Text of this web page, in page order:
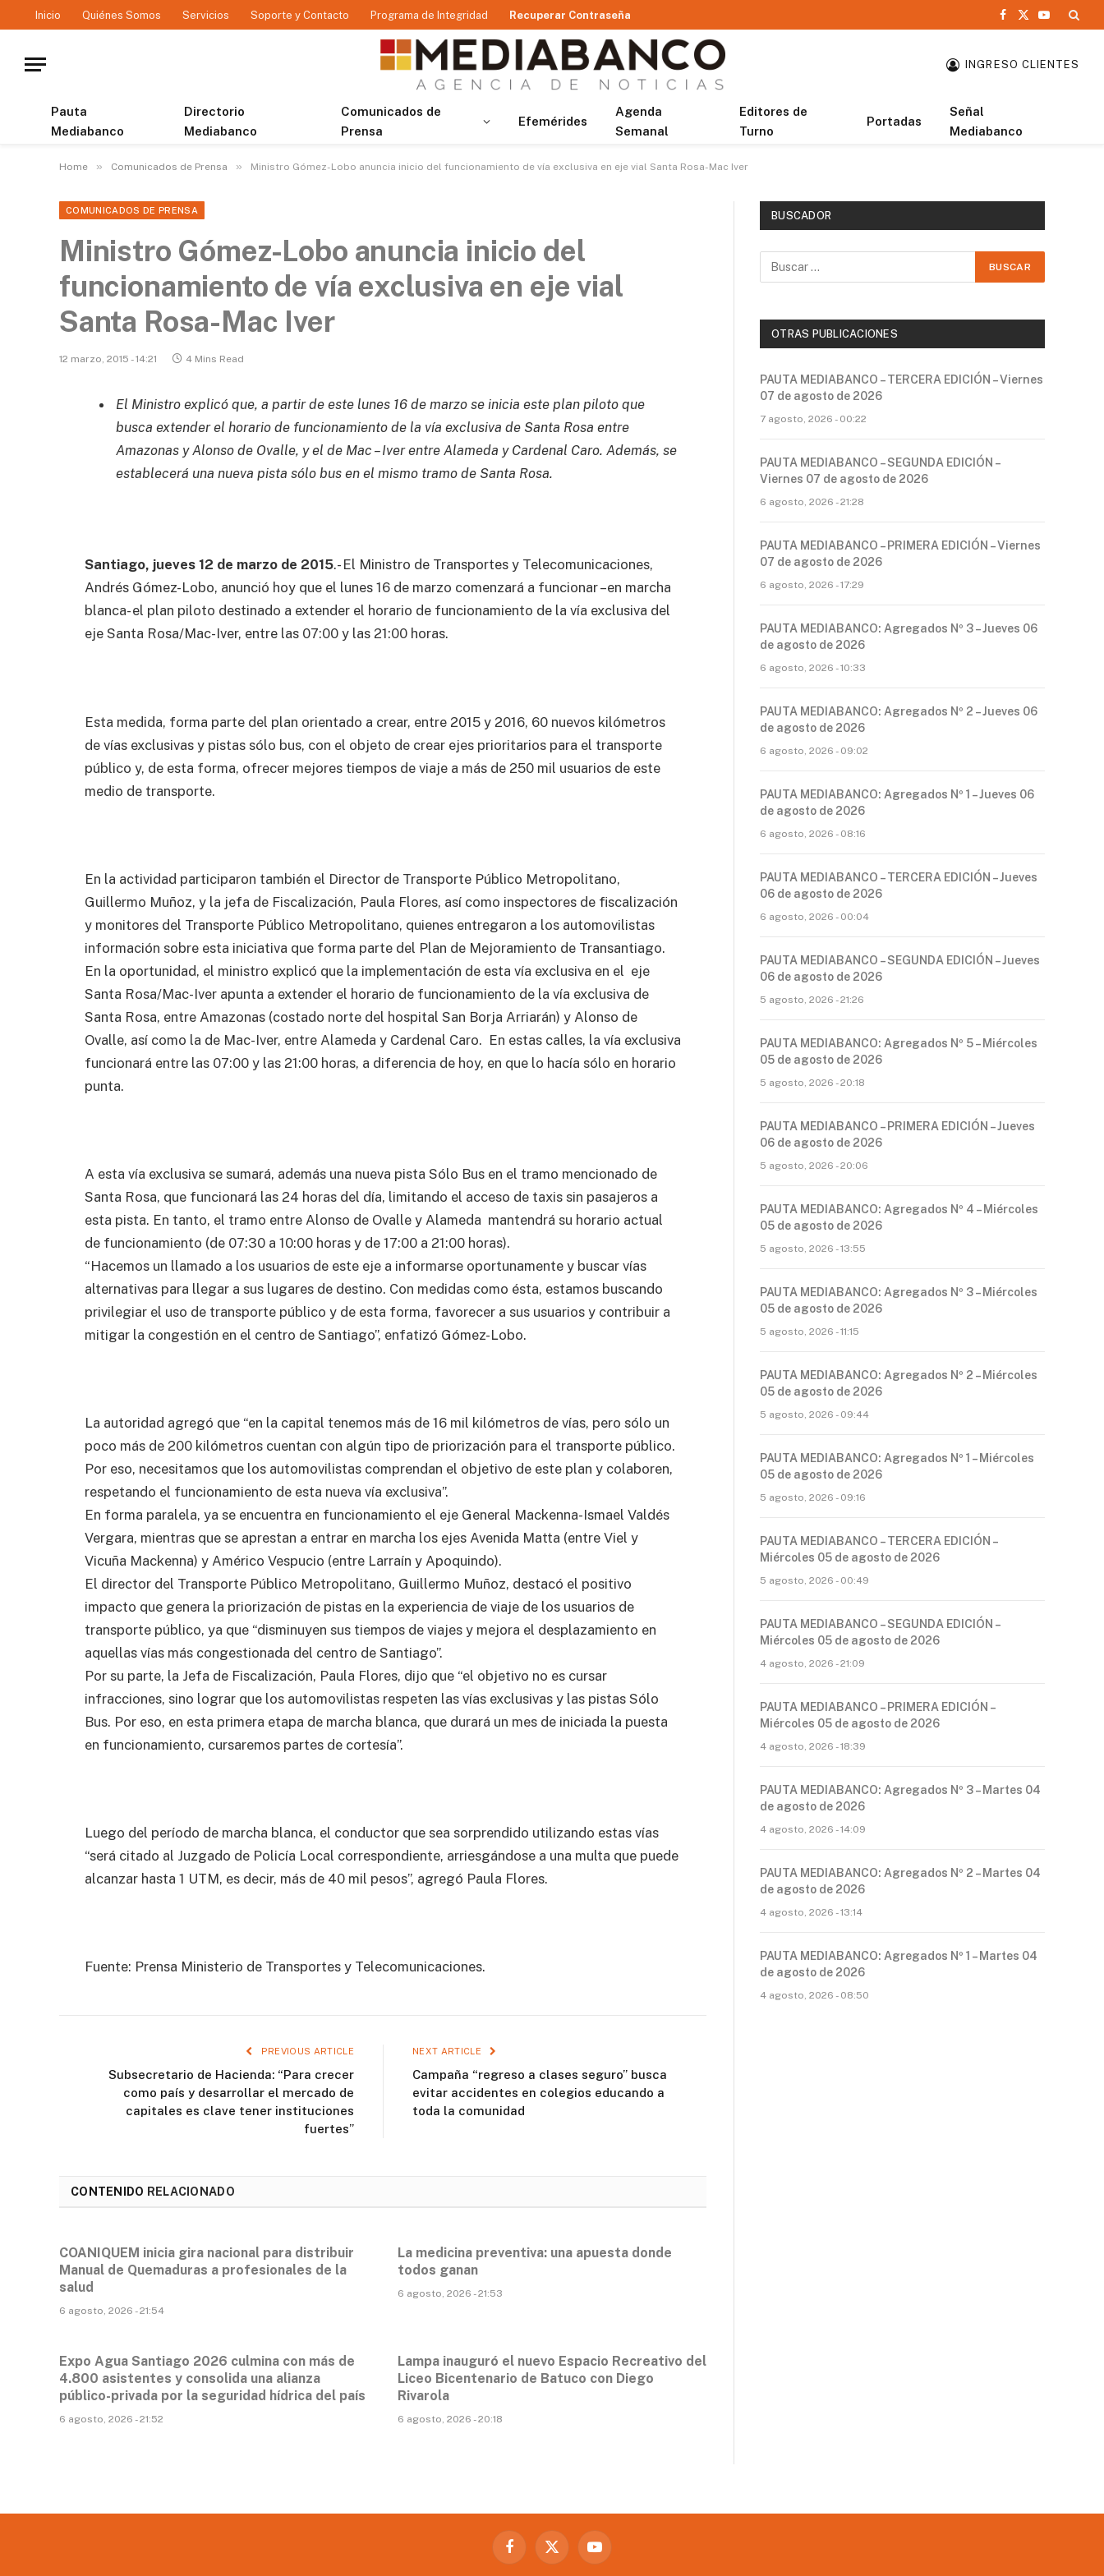
Inicio Quiénes Somos Servicios Soporte y Contacto Programa de Integridad Recuperar Contraseña
Facebook
X
YouTube
INGRESO CLIENTES
Pauta
Mediabanco
Directorio
Mediabanco
Comunicados de
Prensa
Efemérides
Agenda
Semanal
Editores de
Turno
Portadas
Señal
Mediabanco
Home » Comunicados de Prensa » Ministro Gómez-Lobo anuncia inicio del funcionamiento de vía exclusiva en eje vial Santa Rosa-Mac Iver
COMUNICADOS DE PRENSA
Ministro Gómez-Lobo anuncia inicio del
funcionamiento de vía exclusiva en eje vial
Santa Rosa-Mac Iver
12 marzo, 2015 - 14:21 4 Mins Read
El Ministro explicó que, a partir de este lunes 16 de marzo se inicia este plan piloto que
busca extender el horario de funcionamiento de la vía exclusiva de Santa Rosa entre
Amazonas y Alonso de Ovalle, y el de Mac – Iver entre Alameda y Cardenal Caro. Además, se
establecerá una nueva pista sólo bus en el mismo tramo de Santa Rosa.
Santiago, jueves 12 de marzo de 2015.- El Ministro de Transportes y Telecomunicaciones,
Andrés Gómez-Lobo, anunció hoy que el lunes 16 de marzo comenzará a funcionar –en marcha
blanca- el plan piloto destinado a extender el horario de funcionamiento de la vía exclusiva del
eje Santa Rosa/Mac-Iver, entre las 07:00 y las 21:00 horas.
Esta medida, forma parte del plan orientado a crear, entre 2015 y 2016, 60 nuevos kilómetros
de vías exclusivas y pistas sólo bus, con el objeto de crear ejes prioritarios para el transporte
público y, de esta forma, ofrecer mejores tiempos de viaje a más de 250 mil usuarios de este
medio de transporte.
En la actividad participaron también el Director de Transporte Público Metropolitano,
Guillermo Muñoz, y la jefa de Fiscalización, Paula Flores, así como inspectores de fiscalización
y monitores del Transporte Público Metropolitano, quienes entregaron a los automovilistas
información sobre esta iniciativa que forma parte del Plan de Mejoramiento de Transantiago.
En la oportunidad, el ministro explicó que la implementación de esta vía exclusiva en el eje
Santa Rosa/Mac-Iver apunta a extender el horario de funcionamiento de la vía exclusiva de
Santa Rosa, entre Amazonas (costado norte del hospital San Borja Arriarán) y Alonso de
Ovalle, así como la de Mac-Iver, entre Alameda y Cardenal Caro. En estas calles, la vía exclusiva
funcionará entre las 07:00 y las 21:00 horas, a diferencia de hoy, en que lo hacía sólo en horario
punta.
A esta vía exclusiva se sumará, además una nueva pista Sólo Bus en el tramo mencionado de
Santa Rosa, que funcionará las 24 horas del día, limitando el acceso de taxis sin pasajeros a
esta pista. En tanto, el tramo entre Alonso de Ovalle y Alameda mantendrá su horario actual
de funcionamiento (de 07:30 a 10:00 horas y de 17:00 a 21:00 horas).
“Hacemos un llamado a los usuarios de este eje a informarse oportunamente y buscar vías
alternativas para llegar a sus lugares de destino. Con medidas como ésta, estamos buscando
privilegiar el uso de transporte público y de esta forma, favorecer a sus usuarios y contribuir a
mitigar la congestión en el centro de Santiago”, enfatizó Gómez-Lobo.
La autoridad agregó que “en la capital tenemos más de 16 mil kilómetros de vías, pero sólo un
poco más de 200 kilómetros cuentan con algún tipo de priorización para el transporte público.
Por eso, necesitamos que los automovilistas comprendan el objetivo de este plan y colaboren,
respetando el funcionamiento de esta nueva vía exclusiva”.
En forma paralela, ya se encuentra en funcionamiento el eje General Mackenna-Ismael Valdés
Vergara, mientras que se aprestan a entrar en marcha los ejes Avenida Matta (entre Viel y
Vicuña Mackenna) y Américo Vespucio (entre Larraín y Apoquindo).
El director del Transporte Público Metropolitano, Guillermo Muñoz, destacó el positivo
impacto que genera la priorización de pistas en la experiencia de viaje de los usuarios de
transporte público, ya que “disminuyen sus tiempos de viajes y mejora el desplazamiento en
aquellas vías más congestionada del centro de Santiago”.
Por su parte, la Jefa de Fiscalización, Paula Flores, dijo que “el objetivo no es cursar
infracciones, sino lograr que los automovilistas respeten las vías exclusivas y las pistas Sólo
Bus. Por eso, en esta primera etapa de marcha blanca, que durará un mes de iniciada la puesta
en funcionamiento, cursaremos partes de cortesía”.
Luego del período de marcha blanca, el conductor que sea sorprendido utilizando estas vías
“será citado al Juzgado de Policía Local correspondiente, arriesgándose a una multa que puede
alcanzar hasta 1 UTM, es decir, más de 40 mil pesos”, agregó Paula Flores.
Fuente: Prensa Ministerio de Transportes y Telecomunicaciones.
PREVIOUS ARTICLE
Subsecretario de Hacienda: “Para crecer
como país y desarrollar el mercado de
capitales es clave tener instituciones
fuertes”
NEXT ARTICLE
Campaña “regreso a clases seguro” busca
evitar accidentes en colegios educando a
toda la comunidad
CONTENIDO RELACIONADO
COANIQUEM inicia gira nacional para distribuir
Manual de Quemaduras a profesionales de la
salud
6 agosto, 2026 - 21:54
La medicina preventiva: una apuesta donde
todos ganan
6 agosto, 2026 - 21:53
Expo Agua Santiago 2026 culmina con más de
4.800 asistentes y consolida una alianza
público-privada por la seguridad hídrica del país
6 agosto, 2026 - 21:52
Lampa inauguró el nuevo Espacio Recreativo del
Liceo Bicentenario de Batuco con Diego
Rivarola
6 agosto, 2026 - 20:18
BUSCADOR
OTRAS PUBLICACIONES
PAUTA MEDIABANCO – TERCERA EDICIÓN – Viernes
07 de agosto de 2026
7 agosto, 2026 - 00:22
PAUTA MEDIABANCO – SEGUNDA EDICIÓN –
Viernes 07 de agosto de 2026
6 agosto, 2026 - 21:28
PAUTA MEDIABANCO – PRIMERA EDICIÓN – Viernes
07 de agosto de 2026
6 agosto, 2026 - 17:29
PAUTA MEDIABANCO: Agregados Nº 3 – Jueves 06
de agosto de 2026
6 agosto, 2026 - 10:33
PAUTA MEDIABANCO: Agregados Nº 2 – Jueves 06
de agosto de 2026
6 agosto, 2026 - 09:02
PAUTA MEDIABANCO: Agregados Nº 1 – Jueves 06
de agosto de 2026
6 agosto, 2026 - 08:16
PAUTA MEDIABANCO – TERCERA EDICIÓN – Jueves
06 de agosto de 2026
6 agosto, 2026 - 00:04
PAUTA MEDIABANCO – SEGUNDA EDICIÓN – Jueves
06 de agosto de 2026
5 agosto, 2026 - 21:26
PAUTA MEDIABANCO: Agregados Nº 5 – Miércoles
05 de agosto de 2026
5 agosto, 2026 - 20:18
PAUTA MEDIABANCO – PRIMERA EDICIÓN – Jueves
06 de agosto de 2026
5 agosto, 2026 - 20:06
PAUTA MEDIABANCO: Agregados Nº 4 – Miércoles
05 de agosto de 2026
5 agosto, 2026 - 13:55
PAUTA MEDIABANCO: Agregados Nº 3 – Miércoles
05 de agosto de 2026
5 agosto, 2026 - 11:15
PAUTA MEDIABANCO: Agregados Nº 2 – Miércoles
05 de agosto de 2026
5 agosto, 2026 - 09:44
PAUTA MEDIABANCO: Agregados Nº 1 – Miércoles
05 de agosto de 2026
5 agosto, 2026 - 09:16
PAUTA MEDIABANCO – TERCERA EDICIÓN –
Miércoles 05 de agosto de 2026
5 agosto, 2026 - 00:49
PAUTA MEDIABANCO – SEGUNDA EDICIÓN –
Miércoles 05 de agosto de 2026
4 agosto, 2026 - 21:09
PAUTA MEDIABANCO – PRIMERA EDICIÓN –
Miércoles 05 de agosto de 2026
4 agosto, 2026 - 18:39
PAUTA MEDIABANCO: Agregados Nº 3 – Martes 04
de agosto de 2026
4 agosto, 2026 - 14:09
PAUTA MEDIABANCO: Agregados Nº 2 – Martes 04
de agosto de 2026
4 agosto, 2026 - 13:14
PAUTA MEDIABANCO: Agregados Nº 1 – Martes 04
de agosto de 2026
4 agosto, 2026 - 08:50
Facebook
X
YouTube